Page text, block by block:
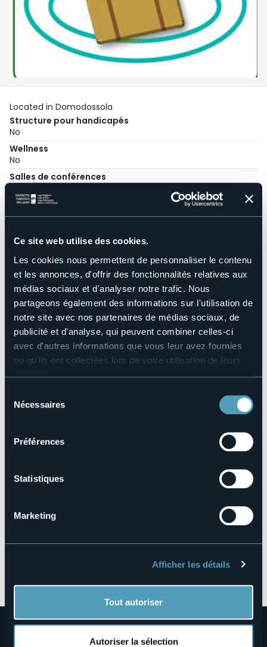
Ce site web utilise des cookies.
Les cookies nous permettent de personnaliser le contenu
et les annonces, d'offrir des fonctionnalités relatives aux
médias sociaux et d'analyser notre trafic. Nous
partageons également des informations sur l'utilisation de
notre site avec nos partenaires de médias sociaux, de
publicité et d'analyse, qui peuvent combiner celles-ci
avec d'autres informations que vous leur avez fournies
ou qu'ils ont collectées lors de votre utilisation de leurs
services.
manière de les gérer et de les supprimer,
cliquez ici
Nécessaires
Préférences
Statistiques
Marketing
Afficher les détails
Tout autoriser
Autoriser la sélection
Located in Domodossola
Structure pour handicapés
No
Wellness
No
Salles de conférences
Piscine
No
No
Nombres de chambres
4
Nombres de lits
8
E-mail
affittacamereossola@gmail.com
Téléphone
+39 0324 45298 / +39 3351015693
28845 - DOMODOSSOLA (VB)